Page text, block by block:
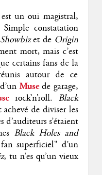
est un oui magistral,
constatation
Showbizet de Origin
mort, mais c’est
certains fans de la
autour de ce
Muse de garage,
rock’n’roll. Black
de diviser les
d’auditeurs s’étaient
Black Holes and
superficiel" d’un
, tu n’es qu’un vieux